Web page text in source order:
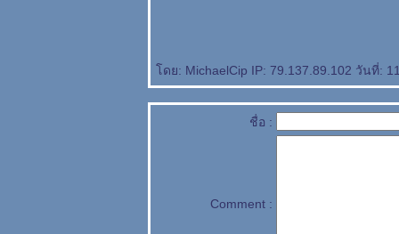
ดย: MichaelCip IP: 79.137.89.102 วันที่:
ชื่อ :
Comment :